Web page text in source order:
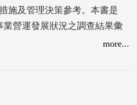
施及管理決策參考。本書是
業營運發展狀況之調查結果彙
說明多層次傳銷產業之發展狀
more...